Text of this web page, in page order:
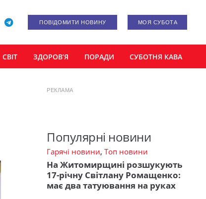
ПОВІДОМИТИ НОВИНУ МОЯ СУБОТА
СВІТ ЗДОРОВ’Я ПОРАДИ СУБОТНЯ КАВА
РЕКЛАМА
Популярні новини
Гарячі новини, Топ новини
На Житомирщині розшукують
17-річну Світлану Ромащенко:
має два татуювання на руках